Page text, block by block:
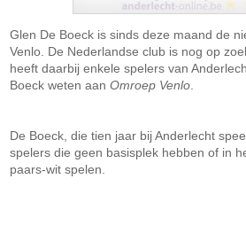
Glen De Boeck is sinds deze maand de
Venlo. De Nederlandse club is nog op
heeft daarbij enkele spelers van
Boeck weten aanOmroep Venlo
De Boeck, die tien jaar bij Anderlecht
spelers die geen basisplek hebben of in
paars-wit spelen.